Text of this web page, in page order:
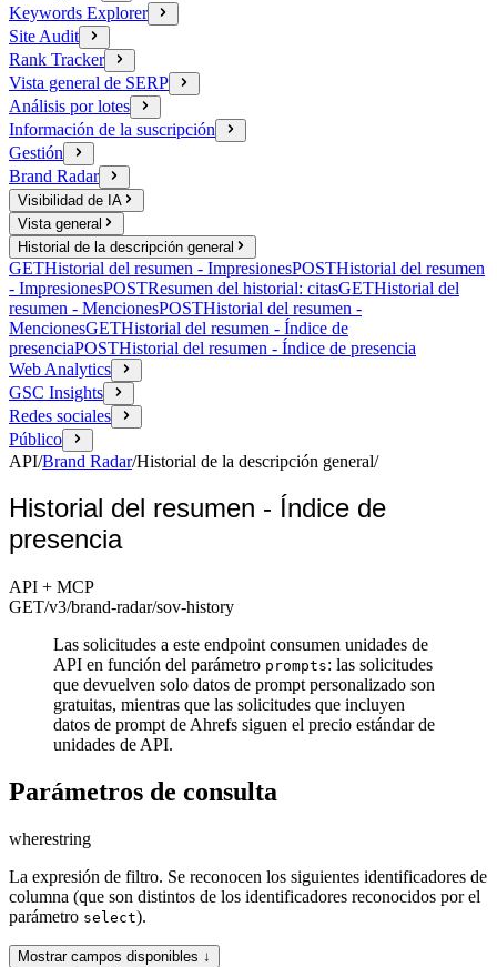
Keywords Explorer
Site Audit
Rank Tracker
Vista general de SERP
Análisis por lotes
Información de la suscripción
Gestión
Brand Radar
Visibilidad de IA
Vista general
Historial de la descripción general
GETHistorial del resumen - ImpresionesPOSTHistorial del resumen
- ImpresionesPOSTResumen del historial: citasGETHistorial del
resumen - MencionesPOSTHistorial del resumen -
MencionesGETHistorial del resumen - Índice de
presenciaPOSTHistorial del resumen - Índice de presencia
Web Analytics
GSC Insights
Redes sociales
Público
API/Brand Radar/Historial de la descripción general/
Historial del resumen - Índice de
presencia
API + MCP
GET/v3/brand-radar/sov-history
Las solicitudes a este endpoint consumen unidades de
API en función del parámetro prompts: las solicitudes
que devuelven solo datos de prompt personalizado son
gratuitas, mientras que las solicitudes que incluyen
datos de prompt de Ahrefs siguen el precio estándar de
unidades de API.
Parámetros de consulta
wherestring
La expresión de filtro. Se reconocen los siguientes identificadores de
columna (que son distintos de los identificadores reconocidos por el
parámetro select).
Mostrar campos disponibles ↓